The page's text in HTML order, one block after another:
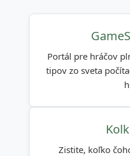
Portál pre hráčov
tipov zo sveta
Zistite, koľko